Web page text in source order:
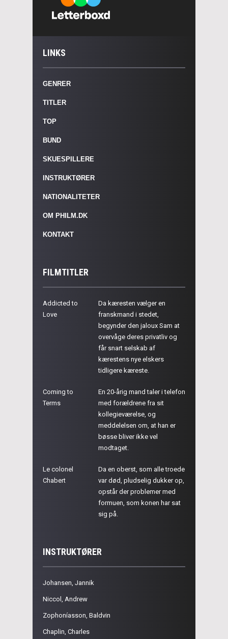
LINKS
GENRER
TITLER
TOP
BUND
SKUESPILLERE
INSTRUKTØRER
NATIONALITETER
OM PHILM.DK
KONTAKT
FILMTITLER
Addicted to
Love
Da kæresten vælger en
franskmand i stedet,
begynder den jaloux Sam at
overvåge deres privatliv og
får snart selskab af
kærestens nye elskers
tidligere kæreste.
Coming to
Terms
En 20-årig mand taler i telefon
med forældrene fra sit
kollegieværelse, og
meddelelsen om, at han er
bøsse bliver ikke vel
modtaget.
Le colonel
Chabert
Da en oberst, som alle troede
var død, pludselig dukker op,
opstår der problemer med
formuen, som konen har sat
sig på.
INSTRUKTØRER
Johansen, Jannik
Niccol, Andrew
Zophoníasson, Baldvin
Chaplin, Charles